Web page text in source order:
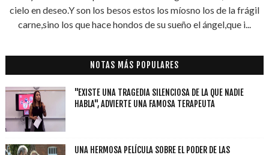
cielo en deseo.Y son los besos estos los míosno los de la frágil
carne,sino los que hace hondos de su sueño el ángel,que i...
NOTAS MÁS POPULARES
"EXISTE UNA TRAGEDIA SILENCIOSA DE LA QUE NADIE
HABLA", ADVIERTE UNA FAMOSA TERAPEUTA
UNA HERMOSA PELÍCULA SOBRE EL PODER DE LAS